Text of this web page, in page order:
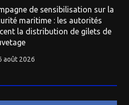
de sensibilisation sur la
maritime : les autorités
la distribution de gilets de
août 2026